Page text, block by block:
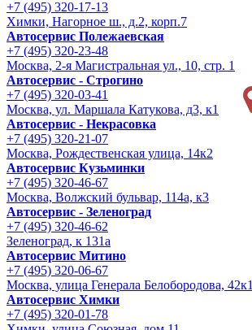
+7 (495) 320-17-13
Химки, Нагорное ш., д.2, корп.7
Автосервис Полежаевская
+7 (495) 320-23-48
Москва, 2-я Магистральная ул., 10, стр. 1
Автосервис - Строгино
+7 (495) 320-03-41
Москва, ул. Маршала Катукова, д3, к1
Автосервис - Некрасовка
+7 (495) 320-21-07
Москва, Рождественская улица, 14к2
Автосервис Кузьминки
+7 (495) 320-46-67
Москва, Волжский бульвар, 114а, к3
Автосервис - Зеленоград
+7 (495) 320-46-62
Зеленоград, к 131а
Автосервис Митино
+7 (495) 320-06-67
Москва, улица Генерала Белобородова, 42к1
Автосервис Химки
+7 (495) 320-01-78